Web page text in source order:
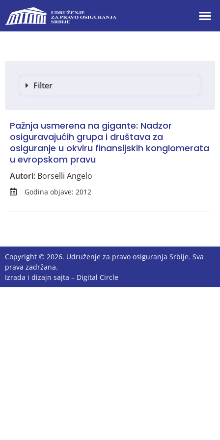
Filter
Pažnja usmerena na gigante: Nadzor
osiguravajućih grupa i društava za
osiguranje u okviru finansijskih konglomerata
u evropskom pravu
Autori: Borselli Angelo
Godina objave: 2012
Copyright © 2026. Udruženje za pravo osiguranja Srbije. Sva
prava zadržana.
Izrada i dizajn sajta – Digital Circle